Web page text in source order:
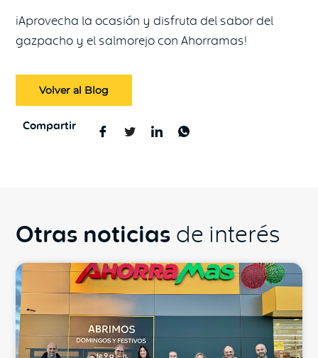
¡Aprovecha la ocasión y disfruta del sabor del
gazpacho y el salmorejo con Ahorramas!
Volver al Blog
Compartir
Otras noticias de interés